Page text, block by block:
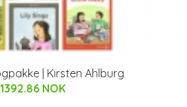
| Kirsten Ahlburg
1392.86 NOK